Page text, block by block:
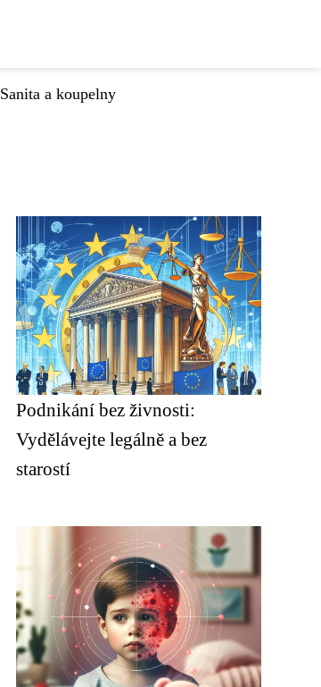
Sanita a koupelny
Podnikání bez živnosti:
Vydělávejte legálně a bez
starostí